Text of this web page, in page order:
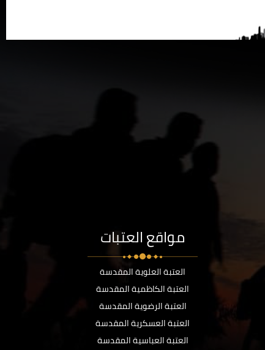
مواقع العتبات
العتبة العلوية المقدسة
العتبة الكاظمية المقدسة
العتبة الرضوية المقدسة
العتبة العسكرية المقدسة
العتبة العباسية المقدسة